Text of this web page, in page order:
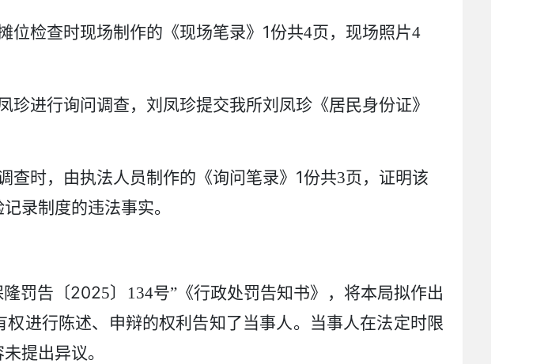
位检查时现场制作的《现场笔录》 1份共4页，现场照片4
珍进行询问调查， 刘凤珍提交我所刘凤珍 《居民身份证》
查时，由执法人员制作的《询问笔录》 1份共3页，证明该
录制度的违法事实。
罚告〔2025〕 134号”《行政处罚告知书》，将本局拟作出
进行陈述、申辩的权利告知了当事人。当事人在法定时限
提出异议。